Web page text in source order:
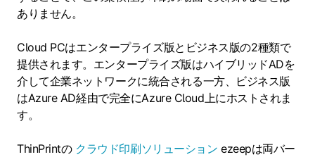
ありません。
Cloud PCはエンタープライズ版とビジネス版の2種類で
提供されます。エンタープライズ版はハイブリッドADを
介して企業ネットワークに統合される一方、ビジネス版
はAzure AD経由で完全にAzure Cloud上にホストされま
す。
ThinPrintの クラウド印刷ソリューション ezeepは両バー